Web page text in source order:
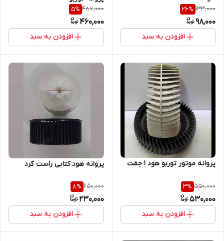
133,000
26%
98,000
افزودن به سبد
487,000
5%
460,000
افزودن به سبد
پروانه موتور توربو هود 1 جفت
550,000
3%
530,000
افزودن به سبد
پروانه هود کتابی راست گرد
250,000
8%
230,000
افزودن به سبد